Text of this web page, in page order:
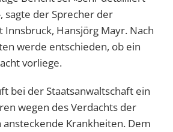
sagte der Sprecher der
Innsbruck, Hansjörg Mayr. Nach
werde entschieden, ob ein
vorliege.
bei der Staatsanwaltschaft ein
wegen des Verdachts der
Krankheiten. Dem